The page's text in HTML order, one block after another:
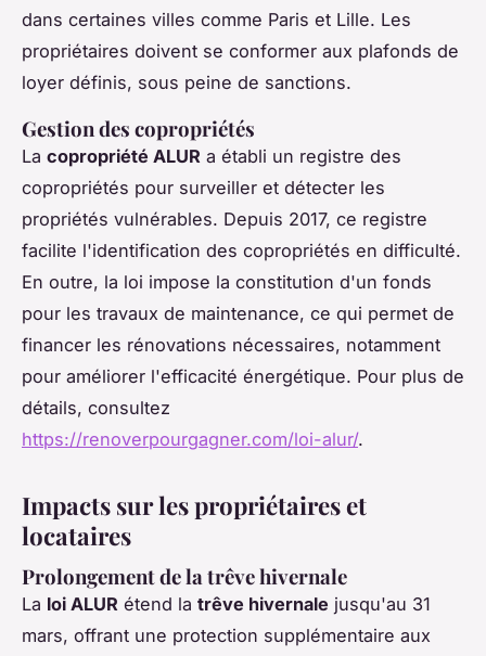
dans certaines villes comme Paris et Lille. Les
propriétaires doivent se conformer aux plafonds de
loyer définis, sous peine de sanctions.
Gestion des copropriétés
La copropriété ALUR a établi un registre des
copropriétés pour surveiller et détecter les
propriétés vulnérables. Depuis 2017, ce registre
facilite l'identification des copropriétés en difficulté.
En outre, la loi impose la constitution d'un fonds
pour les travaux de maintenance, ce qui permet de
financer les rénovations nécessaires, notamment
pour améliorer l'efficacité énergétique. Pour plus de
détails, consultez
https://renoverpourgagner.com/loi-alur/.
Impacts sur les propriétaires et
locataires
Prolongement de la trêve hivernale
La loi ALUR étend la trêve hivernale jusqu'au 31
mars, offrant une protection supplémentaire aux